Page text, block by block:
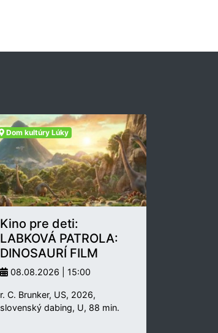
Dom kultúry Lúky
Kino pre deti:
LABKOVÁ PATROLA:
DINOSAURÍ FILM
08.08.2026 | 15:00
r. C. Brunker, US, 2026,
slovenský dabing, U, 88 min.